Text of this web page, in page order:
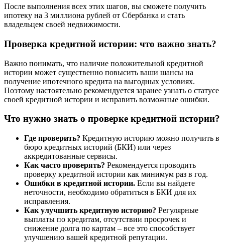
После выполнения всех этих шагов, вы сможете получить
ипотеку на 3 миллиона рублей от Сбербанка и стать
владельцем своей недвижимости.
Проверка кредитной истории: что важно знать?
Важно понимать, что наличие положительной кредитной
истории может существенно повысить ваши шансы на
получение ипотечного кредита на выгодных условиях.
Поэтому настоятельно рекомендуется заранее узнать о статусе
своей кредитной истории и исправить возможные ошибки.
Что нужно знать о проверке кредитной истории?
Где проверить? Кредитную историю можно получить в
бюро кредитных историй (БКИ) или через
аккредитованные сервисы.
Как часто проверять? Рекомендуется проводить
проверку кредитной истории как минимум раз в год.
Ошибки в кредитной истории. Если вы найдете
неточности, необходимо обратиться в БКИ для их
исправления.
Как улучшить кредитную историю? Регулярные
выплаты по кредитам, отсутствии просрочек и
снижение долга по картам – все это способствует
улучшению вашей кредитной репутации.